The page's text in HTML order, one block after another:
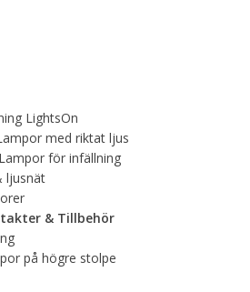
LightsOn
med riktat ljus
för infällning
ljusnät
& Tillbehör
på högre stolpe